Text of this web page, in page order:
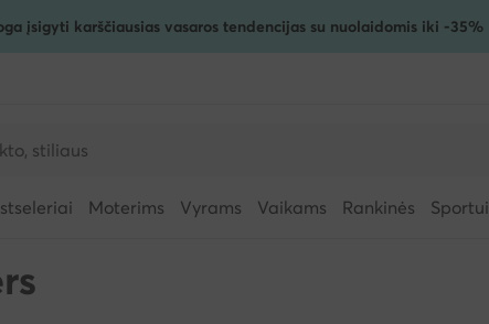
įsigyti karščiausias vasaros tendencijas su nuolaidomis iki -35%
Moterims Vyrams Vaikams Rankinės Sportui